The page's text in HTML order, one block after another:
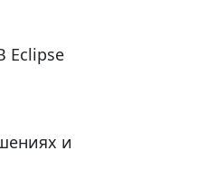
Eclipse
и